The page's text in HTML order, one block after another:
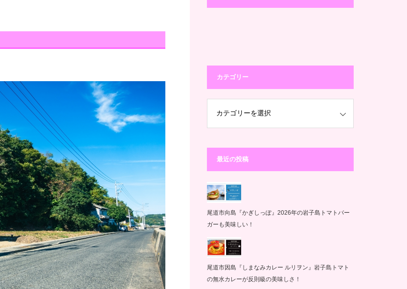
カテゴリー
最近の投稿
尾道市向島『かぎしっぽ』2026年の岩子島トマトバー
ガーも美味しい！
尾道市因島『しまなみカレー ルリヲン』岩子島トマト
の無水カレーが反則級の美味しさ！